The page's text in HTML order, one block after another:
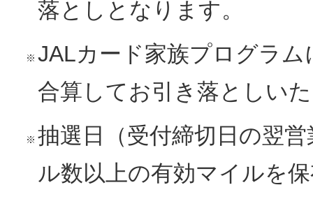
落としとなります。
※ JALカード家族プログラ
合算してお引き落としい
※ 抽選日（受付締切日の翌
ル数以上の有効マイルを